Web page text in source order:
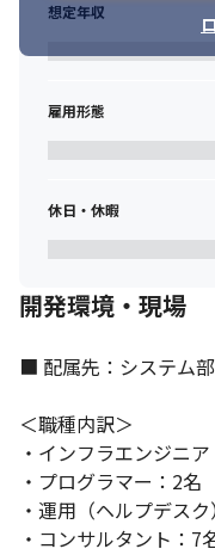
想定年収
雇用形態
休日・休暇
開発環境・現場
■ 配属先：システム部
＜職種内訳＞
・インフラエンジニ
・プログラマー：2名
・運用（ヘルプデス
・コンサルタント：7